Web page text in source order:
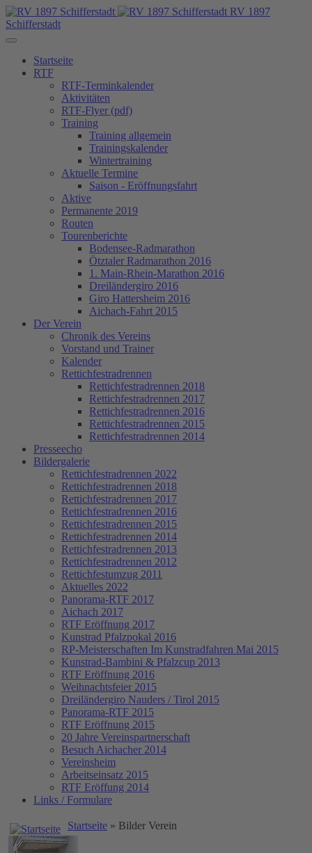
RV 1897
Schifferstadt
Startseite
RTF
RTF-Terminkalender
Aktivitäten
RTF-Flyer (pdf)
Training
Training allgemein
Trainingskalender
Wintertraining
Aktuelle Termine
Saison - Eröffnungsfahrt
Aktive
Permanente 2019
Routen
Tourenberichte
Bodensee-Radmarathon
Ötztaler Radmarathon 2016
1. Main-Rhein-Marathon 2016
Dreiländergiro 2016
Giro Hattersheim 2016
Aichach-Fahrt 2015
Der Verein
Chronik des Vereins
Vorstand und Trainer
Kalender
Rettichfestradrennen
Rettichfestradrennen 2018
Rettichfestradrennen 2017
Rettichfestradrennen 2016
Rettichfestradrennen 2015
Rettichfestradrennen 2014
Presseecho
Bildergalerie
Rettichfestradrennen 2022
Rettichfestradrennen 2018
Rettichfestradrennen 2017
Rettichfestradrennen 2016
Rettichfestradrennen 2015
Rettichfestradrennen 2014
Rettichfestradrennen 2013
Rettichfestradrennen 2012
Rettichfestumzug 2011
Aktuelles 2022
Panorama-RTF 2017
Aichach 2017
RTF Eröffnung 2017
Kunstrad Pfalzpokal 2016
RP-Meisterschaften Im Kunstradfahren Mai 2015
Kunstrad-Bambini & Pfalzcup 2013
RTF Eröffnung 2016
Weihnachtsfeier 2015
Dreiländergiro Nauders / Tirol 2015
Panorama-RTF 2015
RTF Eröffnung 2015
20 Jahre Vereinspartnerschaft
Besuch Aichacher 2014
Vereinsheim
Arbeitseinsatz 2015
RTF Eröffung 2014
Links / Formulare
Startseite » Bilder Verein